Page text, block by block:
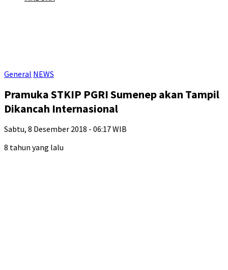
General NEWS
Pramuka STKIP PGRI Sumenep akan Tampil
Dikancah Internasional
Sabtu, 8 Desember 2018 - 06:17 WIB
8 tahun yang lalu